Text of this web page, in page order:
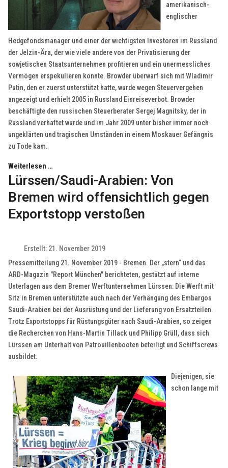
amerikanisch-
englischer
Hedgefondsmanager und einer der wichtigsten Investoren im Russland
der Jelzin-Ära, der wie viele andere von der Privatisierung der
sowjetischen Staatsunternehmen profitieren und ein unermessliches
Vermögen erspekulieren konnte. Browder überwarf sich mit Wladimir
Putin, den er zuerst unterstützt hatte, wurde wegen Steuervergehen
angezeigt und erhielt 2005 in Russland Einreiseverbot. Browder
beschäftigte den russischen Steuerberater Sergej Magnitsky, der in
Russland verhaftet wurde und im Jahr 2009 unter bisher immer noch
ungeklärten und tragischen Umständen in einem Moskauer Gefängnis
zu Tode kam.
Weiterlesen …
Lürssen/Saudi-Arabien: Von
Bremen wird offensichtlich gegen
Exportstopp verstoßen
Erstellt: 21. November 2019
Pressemitteilung 21. November 2019 - Bremen. Der „stern“ und das
ARD-Magazin "Report München" berichteten, gestützt auf interne
Unterlagen aus dem Bremer Werftunternehmen Lürssen: Die Werft mit
Sitz in Bremen unterstützte auch nach der Verhängung des Embargos
Saudi-Arabien bei der Ausrüstung und der Lieferung von Ersatzteilen.
Trotz Exportstopps für Rüstungsgüter nach Saudi-Arabien, so zeigen
die Recherchen von Hans-Martin Tillack und Philipp Grüll, dass sich
Lürssen am Unterhalt von Patrouillenbooten beteiligt und Schiffscrews
ausbildet.
Diejenigen, sie
schon lange mit